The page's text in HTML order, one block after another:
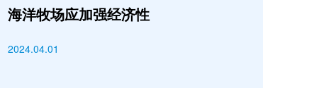
海洋牧场应加强经济性
2024.04.01